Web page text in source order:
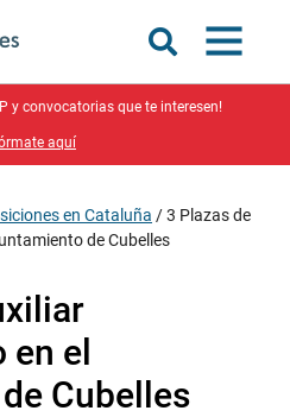
y convocatorias que te interesen!
aquí
en Cataluña /3 Plazas de
de Cubelles
el
Cubelles